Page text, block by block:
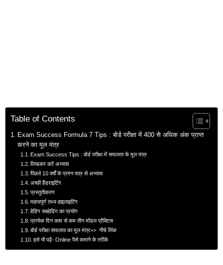
Table of Contents
Exam Success Formula 7 Tips : बोर्ड परीक्षा में 400 से अधिक अंक प्राप्त
करने का मूल मंत्र
Exam Success Tips : बोर्ड परीक्षा में सफलता के मूल मंत्र
लिखकर करें अभ्यास
पिछले 10 वर्षों के प्रश्न पत्र से अभ्यास
अच्छी हैंडराइटिंग
प्रस्तुतीकरण
महत्वपूर्ण तथ्य हाइलाइटिंग
हेडिंग सबहेडिंग का प्रयोग
प्रत्येक दिन काम से कम तीन मॉडल प्रैक्टिस
बोर्ड परीक्षा सफलता का मूल मंत्र>> नीचे लिंक
इसे भी पढ़ें- Online पैसे कमाने के तरीके